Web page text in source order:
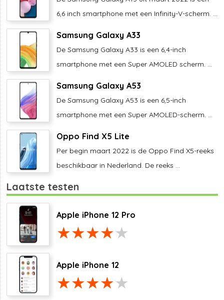
6,6 inch smartphone met een Infinity-V-scherm. ...
Samsung Galaxy A33
De Samsung Galaxy A33 is een 6,4-inch
smartphone met een Super AMOLED scherm. ...
Samsung Galaxy A53
De Samsung Galaxy A53 is een 6,5-inch
smartphone met een Super AMOLED-scherm. ...
Oppo Find X5 Lite
Per begin maart 2022 is de Oppo Find X5-reeks
beschikbaar in Nederland. De reeks ...
Laatste testen
Apple iPhone 12 Pro
Apple iPhone 12